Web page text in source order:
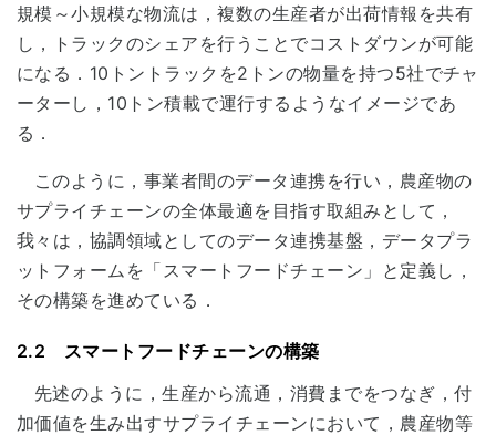
規模～小規模な物流は，複数の生産者が出荷情報を共有
し，トラックのシェアを行うことでコストダウンが可能
になる．10トントラックを2トンの物量を持つ5社でチャ
ーターし，10トン積載で運行するようなイメージであ
る．
このように，事業者間のデータ連携を行い，農産物の
サプライチェーンの全体最適を目指す取組みとして，
我々は，協調領域としてのデータ連携基盤，データプラ
ットフォームを「スマートフードチェーン」と定義し，
その構築を進めている．
2.2 スマートフードチェーンの構築
先述のように，生産から流通，消費までをつなぎ，付
加価値を生み出すサプライチェーンにおいて，農産物等